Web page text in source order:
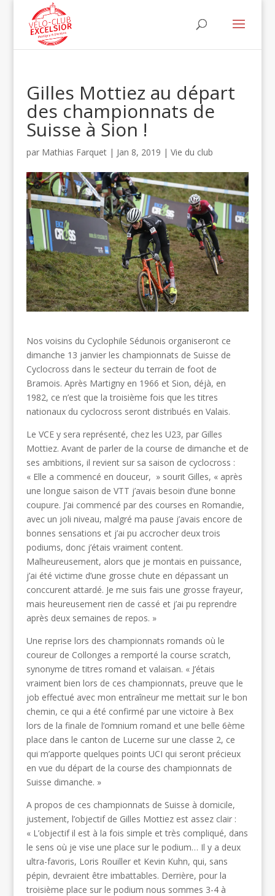
Gilles Mottiez au départ
des championnats de
Suisse à Sion !
par Mathias Farquet| Jan 8, 2019 | Vie du club
Nos voisins du Cyclophile Sédunois organiseront ce
dimanche 13 janvier les championnats de Suisse de
Cyclocross dans le secteur du terrain de foot de
Bramois. Après Martigny en 1966 et Sion, déjà, en
1982, ce n’est que la troisième fois que les titres
nationaux du cyclocross seront distribués en Valais.
Le VCE y sera représenté, chez les U23, par Gilles
Mottiez. Avant de parler de la course de dimanche et de
ses ambitions, il revient sur sa saison de cyclocross :
« Elle a commencé en douceur, » sourit Gilles, « après
une longue saison de VTT j’avais besoin d’une bonne
coupure. J’ai commencé par des courses en Romandie,
avec un joli niveau, malgré ma pause j’avais encore de
bonnes sensations et j’ai pu accrocher deux trois
podiums, donc j’étais vraiment content.
Malheureusement, alors que je montais en puissance,
j’ai été victime d’une grosse chute en dépassant un
conccurent attardé. Je me suis fais une grosse frayeur,
mais heureusement rien de cassé et j’ai pu reprendre
après deux semaines de repos. »
Une reprise lors des championnats romands où le
coureur de Collonges a remporté la course scratch,
synonyme de titres romand et valaisan. « J’étais
vraiment bien lors de ces championnats, preuve que le
job effectué avec mon entraîneur me mettait sur le bon
chemin, ce qui a été confirmé par une victoire à Bex
lors de la finale de l’omnium romand et une belle 6ème
place dans le canton de Lucerne sur une classe 2, ce
qui m’apporte quelques points UCI qui seront précieux
en vue du départ de la course des championnats de
Suisse dimanche. »
A propos de ces championnats de Suisse à domicile,
justement, l’objectif de Gilles Mottiez est assez clair :
« L’objectif il est à la fois simple et très compliqué, dans
le sens où je vise une place sur le podium… Il y a deux
ultra-favoris, Loris Rouiller et Kevin Kuhn, qui, sans
pépin, devraient être imbattables. Derrière, pour la
troisième place sur le podium nous sommes 3-4 à